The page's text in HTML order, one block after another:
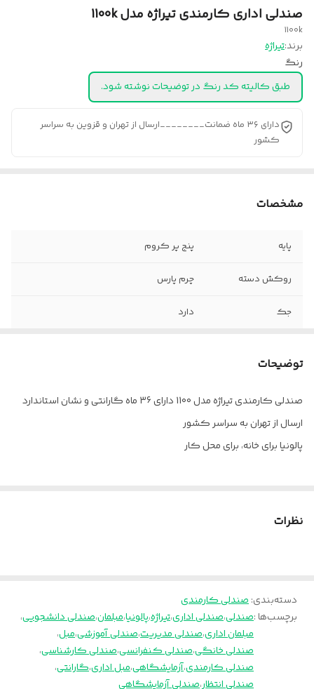
صندلی اداری کارمندی تیراژه مدل 1100k
1100k
برند:تیراژه
رنگ
طبق کالیته کد رنگ در توضیحات نوشته شود.
دارای ۳۶ ماه ضمانت________ارسال از تهران و قزوین به سراسر
کشور
مشخصات
پایه پنج پر کروم
روکش دسته چرم پارس
جک دارد
چرخ
دسته آبکاری کروم
توضیحات
صندلی کارمندی تیراژه مدل 1100 دارای 36 ماه گارانتی و نشان استاندارد
ارسال از تهران به سراسر کشور
پالونیا برای خانه، برای محل کار
نظرات
دسته‌بندی:صندلی کارمندی
برچسب‌ها :صندلی،صندلی اداری،تیراژه،پالونیا،مبلمان،صندلی دانشجویی،
مبلمان اداری،صندلی مدیریت،صندلی آموزشی،مبل،
صندلی خانگی،صندلی کنفرانسی،صندلی کارشناسی،
صندلی کارمندی،آزمایشگاهی،مبل اداری،گارانتی،
صندلی انتظار،صندلی آزمایشگاهی